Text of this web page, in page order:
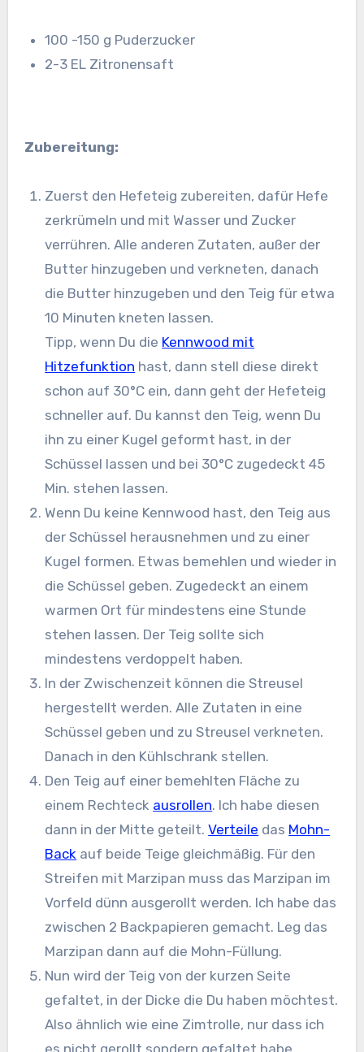
100 -150 g Puderzucker
2-3 EL Zitronensaft
Zubereitung:
Zuerst den Hefeteig zubereiten, dafür Hefe
zerkrümeln und mit Wasser und Zucker
verrühren. Alle anderen Zutaten, außer der
Butter hinzugeben und verkneten, danach
die Butter hinzugeben und den Teig für etwa
10 Minuten kneten lassen.
Tipp, wenn Du die Kennwood mit
Hitzefunktion hast, dann stell diese direkt
schon auf 30°C ein, dann geht der Hefeteig
schneller auf. Du kannst den Teig, wenn Du
ihn zu einer Kugel geformt hast, in der
Schüssel lassen und bei 30°C zugedeckt 45
Min. stehen lassen.
Wenn Du keine Kennwood hast, den Teig aus
der Schüssel herausnehmen und zu einer
Kugel formen. Etwas bemehlen und wieder in
die Schüssel geben. Zugedeckt an einem
warmen Ort für mindestens eine Stunde
stehen lassen. Der Teig sollte sich
mindestens verdoppelt haben.
In der Zwischenzeit können die Streusel
hergestellt werden. Alle Zutaten in eine
Schüssel geben und zu Streusel verkneten.
Danach in den Kühlschrank stellen.
Den Teig auf einer bemehlten Fläche zu
einem Rechteck ausrollen. Ich habe diesen
dann in der Mitte geteilt.Verteile das Mohn-
Back auf beide Teige gleichmäßig. Für den
Streifen mit Marzipan muss das Marzipan im
Vorfeld dünn ausgerollt werden. Ich habe das
zwischen 2 Backpapieren gemacht. Leg das
Marzipan dann auf die Mohn-Füllung.
Nun wird der Teig von der kurzen Seite
gefaltet, in der Dicke die Du haben möchtest.
Also ähnlich wie eine Zimtrolle, nur dass ich